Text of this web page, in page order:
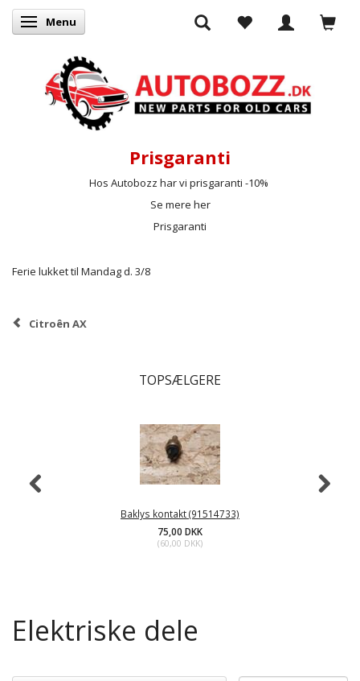
Skifte navigation
Menu
Prisgaranti
Hos Autobozz har vi prisgaranti -10%
Se mere her
Prisgaranti
Ferie lukket til Mandag d. 3/8
Citroên AX
TOPSÆLGERE
Baklys kontakt (91514733)
75,00 DKK
(60,00 DKK)
Elektriske dele